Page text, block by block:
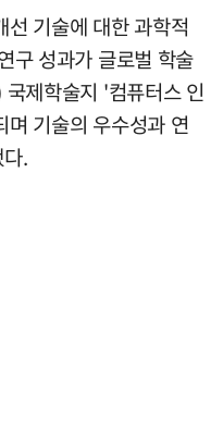
기술에 대한 과학적
구 성과가 글로벌 학술
제학술지 '컴퓨터스 인
기술의 우수성과 연
.